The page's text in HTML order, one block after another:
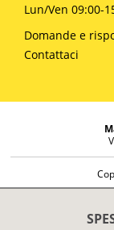
Lun/Ven 09:00-
Domande e
Contattaci